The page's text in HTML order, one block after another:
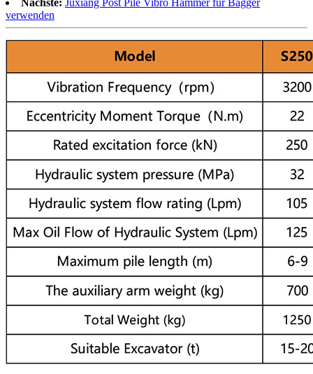
verwenden